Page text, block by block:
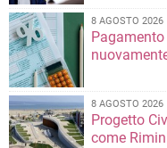
8 AGOSTO 2026
Pagamento
8 AGOSTO 2026
Progetto
come